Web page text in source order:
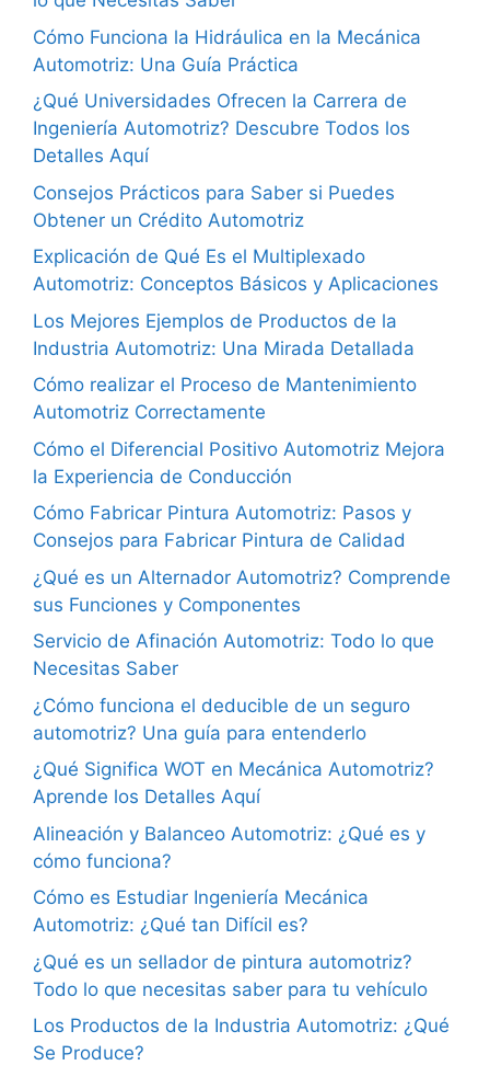
Cómo Funciona la Hidráulica en la Mecánica
Automotriz: Una Guía Práctica
¿Qué Universidades Ofrecen la Carrera de
Ingeniería Automotriz? Descubre Todos los
Detalles Aquí
Consejos Prácticos para Saber si Puedes
Obtener un Crédito Automotriz
Explicación de Qué Es el Multiplexado
Automotriz: Conceptos Básicos y Aplicaciones
Los Mejores Ejemplos de Productos de la
Industria Automotriz: Una Mirada Detallada
Cómo realizar el Proceso de Mantenimiento
Automotriz Correctamente
Cómo el Diferencial Positivo Automotriz Mejora
la Experiencia de Conducción
Cómo Fabricar Pintura Automotriz: Pasos y
Consejos para Fabricar Pintura de Calidad
¿Qué es un Alternador Automotriz? Comprende
sus Funciones y Componentes
Servicio de Afinación Automotriz: Todo lo que
Necesitas Saber
¿Cómo funciona el deducible de un seguro
automotriz? Una guía para entenderlo
¿Qué Significa WOT en Mecánica Automotriz?
Aprende los Detalles Aquí
Alineación y Balanceo Automotriz: ¿Qué es y
cómo funciona?
Cómo es Estudiar Ingeniería Mecánica
Automotriz: ¿Qué tan Difícil es?
¿Qué es un sellador de pintura automotriz?
Todo lo que necesitas saber para tu vehículo
Los Productos de la Industria Automotriz: ¿Qué
Se Produce?